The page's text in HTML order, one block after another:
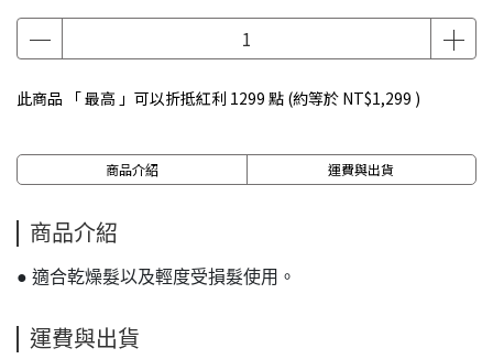
此商品 「 最高 」可以折抵紅利 1299 點 (約等於 NT$1,299 )
商品介紹 運費與出貨
商品介紹
● 適合乾燥髮以及輕度受損髮使用。
運費與出貨